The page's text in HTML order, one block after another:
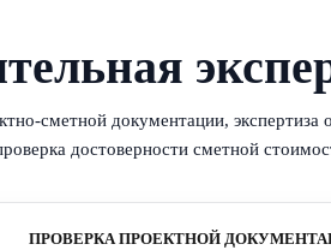
сметной документации, экспертиза
достоверности сметной
ПРОВЕРКА ПРОЕКТНОЙ